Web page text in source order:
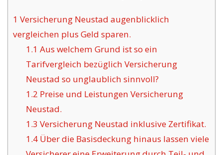
1 Versicherung Neustad augenblicklich
vergleichen plus Geld sparen.
1.1 Aus welchem Grund ist so ein
Tarifvergleich bezüglich Versicherung
Neustad so unglaublich sinnvoll?
1.2 Preise und Leistungen Versicherung
Neustad.
1.3 Versicherung Neustad inklusive Zertifikat.
1.4Über die Basisdeckung hinaus lassen viele